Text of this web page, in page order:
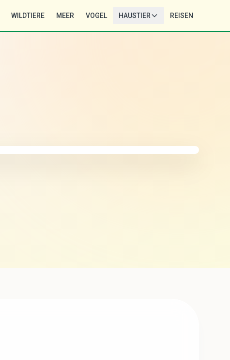
WILDTIERE MEER VOGEL HAUSTIER REISEN